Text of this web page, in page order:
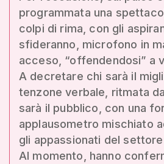
programmata una
colpi di rima, con gli
sfideranno, microfono in
acceso, “offendendosi” a
A decretare chi sarà il
tenzone verbale, ritmata
sarà il pubblico, con una
applausometro mischiato
gli appassionati del
Al momento, hanno